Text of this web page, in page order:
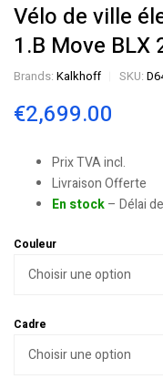
Vélo de ville
1.B Move BLX
Brands: Kalkhoff SKU:
€2,699.00
Prix TVA incl.
Livraison Offerte
En stock– Délai
Couleur
Cadre